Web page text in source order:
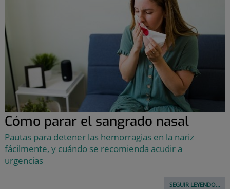
Cómo parar el sangrado nasal
Pautas para detener las hemorragias en la nariz
fácilmente, y cuándo se recomienda acudir a
urgencias
SEGUIR LEYENDO...